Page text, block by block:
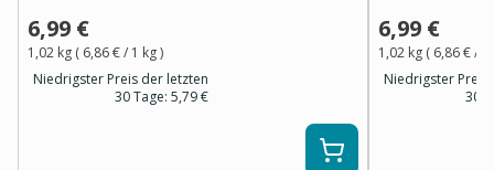
6,99 €
1,02 kg ( 6,86 €/ 1 kg)
Niedrigster Preis der letzten
30 Tage: 5,79 €
6,99 €
1,02 kg ( 6,86 €/ 1
Niedrigster Preis
30